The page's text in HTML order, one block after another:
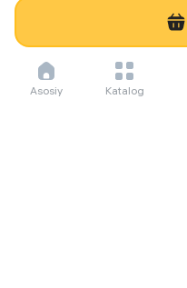
Hujjatlar
Nizom
Asosiy Katalog